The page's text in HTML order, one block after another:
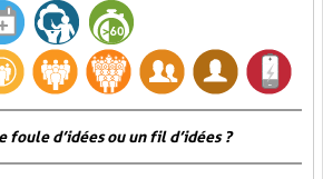
foule d’idées ou un fil d’idées ?